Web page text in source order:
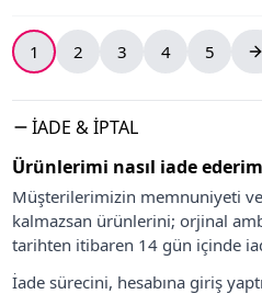
1 2 3 4 5
İADE & İPTAL
Ürünlerimi nasıl iade
Müşterilerimizin memnuniyeti
kalmazsan ürünlerini; orjinal
tarihten itibaren 14 gün içinde
İade sürecini, hesabına giriş